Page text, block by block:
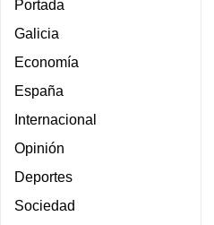
Portada
Galicia
Economía
España
Internacional
Opinión
Deportes
Sociedad